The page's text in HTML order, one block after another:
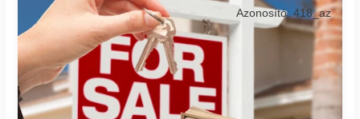
Azonosító: 418_az